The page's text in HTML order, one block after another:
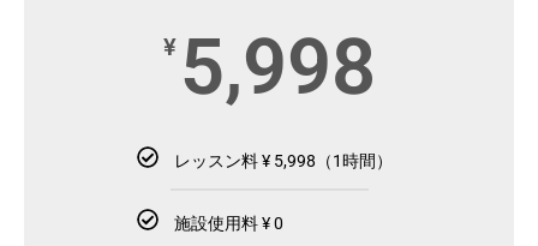
¥ 5,998
レッスン料 ¥ 5,998（1時間）
施設使用料 ¥ 0